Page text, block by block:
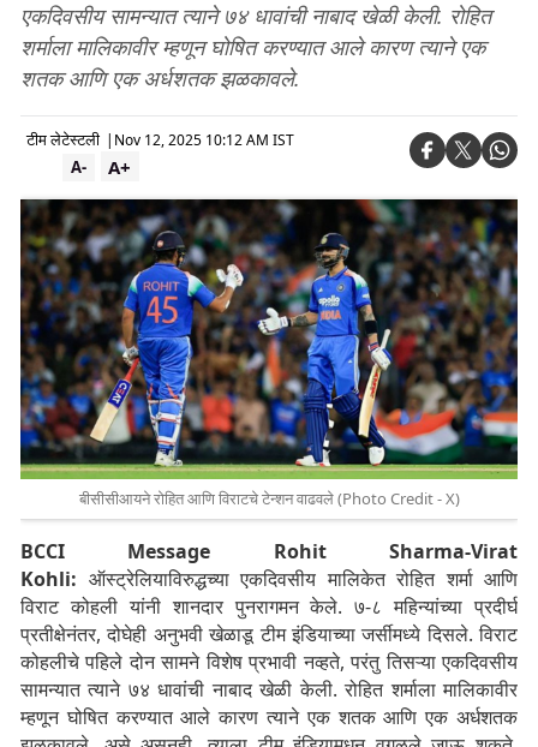
एकदिवसीय सामन्यात त्याने ७४ धावांची नाबाद खेळी केली. रोहित
शर्माला मालिकावीर म्हणून घोषित करण्यात आले कारण त्याने एक
शतक आणि एक अर्धशतक झळकावले.
टीम लेटेस्टली | Nov 12, 2025 10:12 AM IST
A+
A-
बीसीसीआयने रोहित आणि विराटचे टेन्शन वाढवले (Photo Credit - X)
BCCI Message Rohit Sharma-Virat
Kohli: ऑस्ट्रेलियाविरुद्धच्या एकदिवसीय मालिकेत रोहित शर्मा आणि
विराट कोहली यांनी शानदार पुनरागमन केले. ७-८ महिन्यांच्या प्रदीर्घ
प्रतीक्षेनंतर, दोघेही अनुभवी खेळाडू टीम इंडियाच्या जर्सीमध्ये दिसले. विराट
कोहलीचे पहिले दोन सामने विशेष प्रभावी नव्हते, परंतु तिसऱ्या एकदिवसीय
सामन्यात त्याने ७४ धावांची नाबाद खेळी केली. रोहित शर्माला मालिकावीर
म्हणून घोषित करण्यात आले कारण त्याने एक शतक आणि एक अर्धशतक